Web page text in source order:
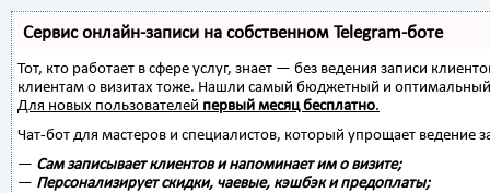
Сервис онлайн-записи на собственном Telegram-боте
Тот, кто работает в сфере услуг, знает — без ведения записи
клиентам о визитах тоже. Нашли самый бюджетный и
Для новых пользователей первый месяц бесплатно.
Чат-бот для мастеров и специалистов, который упрощает ведение
— Сам записывает клиентов и напоминает им о визите;
— Персонализирует скидки, чаевые, кэшбэк и предоплаты;